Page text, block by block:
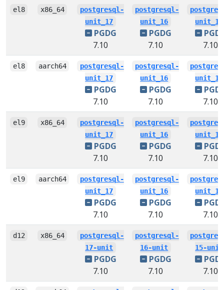
el8 x86_64
postgresql-
unit_17
PGDG
7.10
postgresql-
unit_16
PGDG
7.10
unit_15
7.10
el8 aarch64
postgresql-
unit_17
PGDG
7.10
postgresql-
unit_16
PGDG
7.10
unit_15
7.10
el9 x86_64
postgresql-
unit_17
PGDG
7.10
postgresql-
unit_16
PGDG
7.10
unit_15
7.10
el9 aarch64
postgresql-
unit_17
PGDG
7.10
postgresql-
unit_16
PGDG
7.10
unit_15
7.10
d12 x86_64
postgresql-
17-unit
PGDG
7.10
postgresql-
16-unit
PGDG
7.10
15-unit
7.10